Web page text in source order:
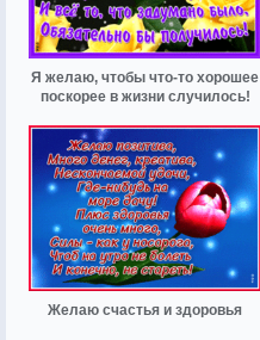
Я желаю, чтобы что-то хорошее
поскорее в жизни случилось!
Желаю счастья и здоровья